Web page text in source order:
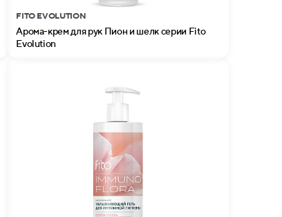
FITO EVOLUTION
Арома-крем для рук Пион и шелк серии Fito
Evolution